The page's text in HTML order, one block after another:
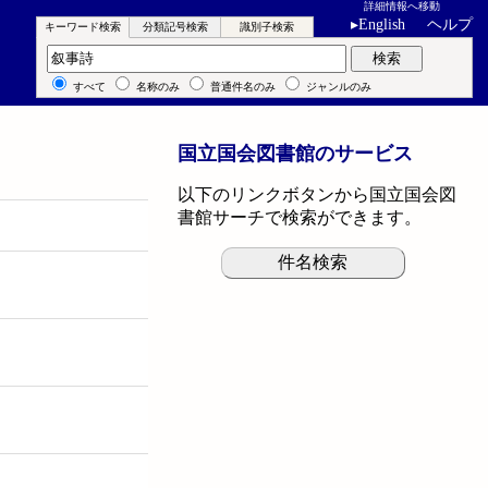
詳細情報へ移動
▸English ヘルプ
キーワード検索 分類記号検索 識別子検索
キーワード検索 検索
すべて 名称のみ 普通件名のみ ジャンルのみ
国立国会図書館のサービス
以下のリンクボタンから国立国会図
書館サーチで検索ができます。
件名検索